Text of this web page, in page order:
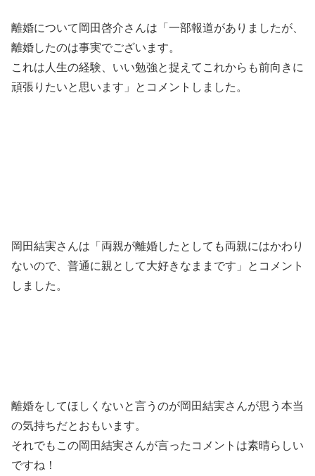
離婚について岡田啓介さんは「一部報道がありましたが、
離婚したのは事実でございます。
これは人生の経験、いい勉強と捉えてこれからも前向きに
頑張りたいと思います」とコメントしました。
岡田結実さんは「両親が離婚したとしても両親にはかわり
ないので、普通に親として大好きなままです」とコメント
しました。
離婚をしてほしくないと言うのが岡田結実さんが思う本当
の気持ちだとおもいます。
それでもこの岡田結実さんが言ったコメントは素晴らしい
ですね！